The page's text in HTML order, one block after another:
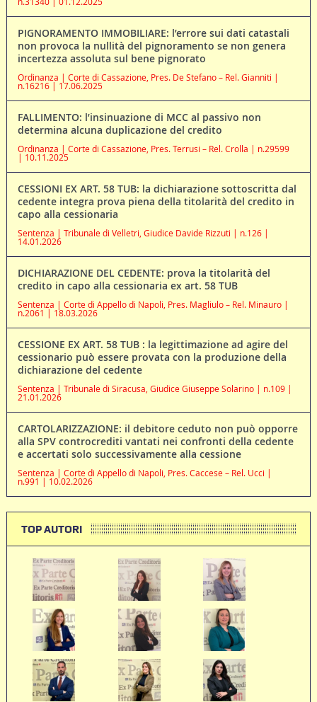
PIGNORAMENTO IMMOBILIARE: l’errore sui dati catastali
non provoca la nullità del pignoramento se non genera
incertezza assoluta sul bene pignorato
Ordinanza | Corte di Cassazione, Pres. De Stefano – Rel. Gianniti |
n.16216 | 17.06.2025
FALLIMENTO: l’insinuazione di MCC al passivo non
determina alcuna duplicazione del credito
Ordinanza | Corte di Cassazione, Pres. Terrusi – Rel. Crolla | n.29599
| 10.11.2025
CESSIONI EX ART. 58 TUB: la dichiarazione sottoscritta dal
cedente integra prova piena della titolarità del credito in
capo alla cessionaria
Sentenza | Tribunale di Velletri, Giudice Davide Rizzuti | n.126 |
14.01.2026
DICHIARAZIONE DEL CEDENTE: prova la titolarità del
credito in capo alla cessionaria ex art. 58 TUB
Sentenza | Corte di Appello di Napoli, Pres. Magliulo – Rel. Minauro |
n.2061 | 18.03.2026
CESSIONE EX ART. 58 TUB : la legittimazione ad agire del
cessionario può essere provata con la produzione della
dichiarazione del cedente
Sentenza | Tribunale di Siracusa, Giudice Giuseppe Solarino | n.109 |
21.01.2026
CARTOLARIZZAZIONE: il debitore ceduto non può opporre
alla SPV controcrediti vantati nei confronti della cedente
e accertati solo successivamente alla cessione
Sentenza | Corte di Appello di Napoli, Pres. Caccese – Rel. Ucci |
n.991 | 10.02.2026
TOP AUTORI